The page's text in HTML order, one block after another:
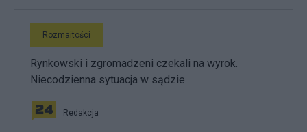
Rozmaitości
Rynkowski i zgromadzeni czekali na wyrok.
Niecodzienna sytuacja w sądzie
Redakcja